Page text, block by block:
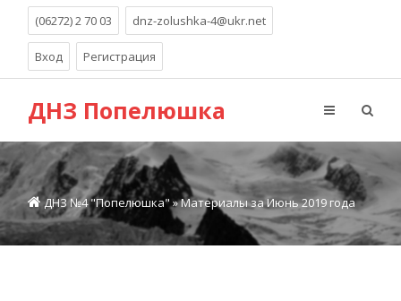
(06272) 2 70 03 dnz-zolushka-4@ukr.net
Вход Регистрация
ДНЗ Попелюшка
ДНЗ №4 "Попелюшка"» Материалы за Июнь 2019 года